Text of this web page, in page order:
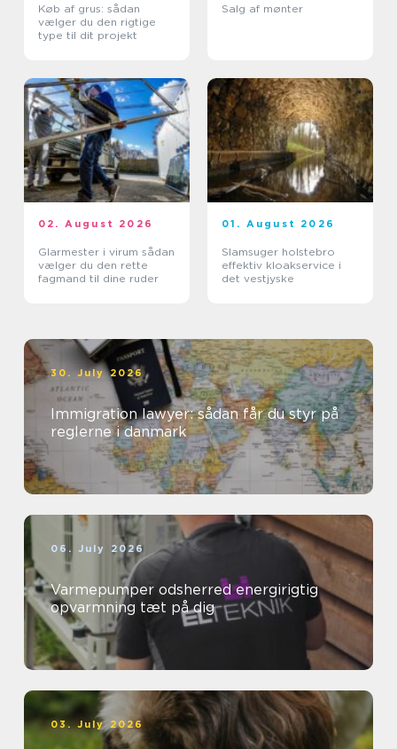
Køb af grus: sådan
vælger du den rigtige
type til dit projekt
Salg af mønter
02. August 2026
Glarmester i virum sådan
vælger du den rette
fagmand til dine ruder
01. August 2026
Slamsuger holstebro
effektiv kloakservice i
det vestjyske
30. July 2026
Immigration lawyer: sådan får du styr på
reglerne i danmark
06. July 2026
Varmepumper odsherred energirigtig
opvarmning tæt på dig
03. July 2026